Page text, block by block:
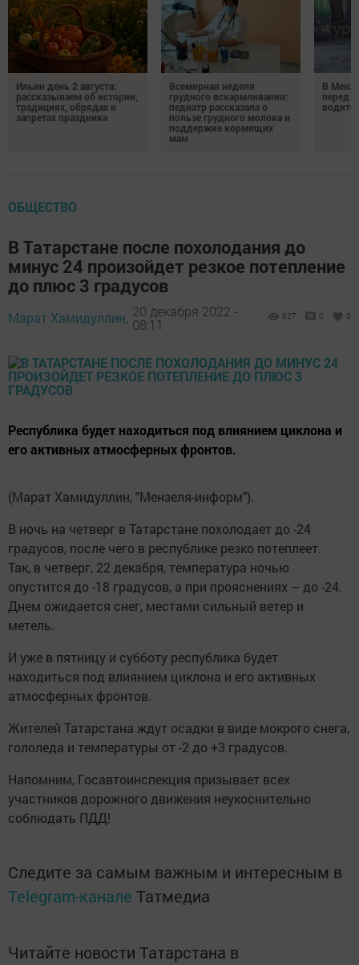
Ильин день 2 августа:
рассказываем об истории,
традициях, обрядах и
запретах праздника
Всемирная неделя
грудного вскармливания:
педиатр рассказала о
пользе грудного молока и
поддержке кормящих
мам
В
перед
ОБЩЕСТВО
В Татарстане после похолодания до
минус 24 произойдет резкое потепление
до плюс 3 градусов
Марат Хамидуллин, 20 декабря 2022 -
08:11
927 0 0
Республика будет находиться под влиянием циклона и
его активных атмосферных фронтов.
(Марат Хамидуллин, "Мензеля-информ").
В ночь на четверг в Татарстане похолодает до -24
градусов, после чего в республике резко потеплеет.
Так, в четверг, 22 декабря, температура ночью
опустится до -18 градусов, а при прояснениях – до -24.
Днем ожидается снег, местами сильный ветер и
метель.
И уже в пятницу и субботу республика будет
находиться под влиянием циклона и его активных
атмосферных фронтов.
Жителей Татарстана ждут осадки в виде мокрого снега,
гололеда и температуры от -2 до +3 градусов.
Напомним, Госавтоинспекция призывает всех
участников дорожного движения неукоснительно
соблюдать ПДД!
Следите за самым важным и интересным в
Telegram-канале Татмедиа
Читайте новости Татарстана в